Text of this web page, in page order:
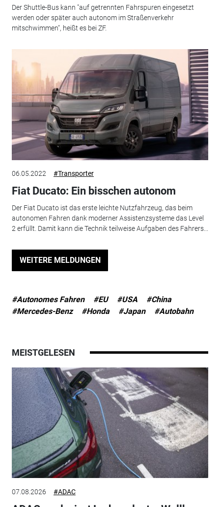
Der Shuttle-Bus kann "auf getrennten Fahrspuren eingesetzt
werden oder später auch autonom im Straßenverkehr
mitschwimmen", heißt es bei ZF.
06.05.2022 #Transporter
Fiat Ducato: Ein bisschen autonom
Der Fiat Ducato ist das erste leichte Nutzfahrzeug, das beim
autonomen Fahren dank moderner Assistenzsysteme das Level
2 erfüllt. Damit kann die Technik teilweise Aufgaben des Fahrers...
WEITERE MELDUNGEN
#Autonomes Fahren #EU #USA
#China
#Mercedes-Benz
#Honda #Japan #Autobahn
MEISTGELESEN
07.08.2026 #ADAC